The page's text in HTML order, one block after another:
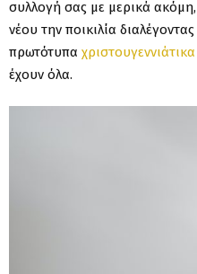
συλλογή σας με μερικά ακόμη,
νέου την ποικιλία
πρωτότυπα χριστουγεννιάτικα
έχουν όλα.